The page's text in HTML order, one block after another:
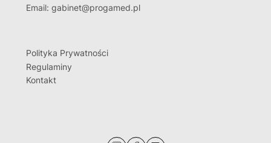
Email: gabinet@progamed.pl
Polityka Prywatności
Regulaminy
Kontakt